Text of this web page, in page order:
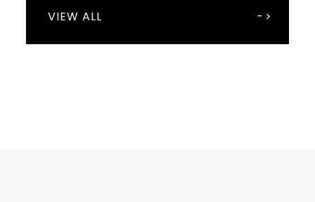
アバント、相鉄ホールディングス株式会社の経営管理
基盤を約3ヶ月で構築
第三者からの不正アクセスに関する調査結果のご報告
ジール社員が４年連続で「Microsoft Top Partner
Engineer Award」を受賞
ディーバ、株式会社岳南ホールディングスにおける決
算業務アウトソーシング「DIVA Inside Sourcing」の導
VISTA、西日本鉄道株式会社のスポンサードリサーチ・
カバレッジを開始
VIEW ALL